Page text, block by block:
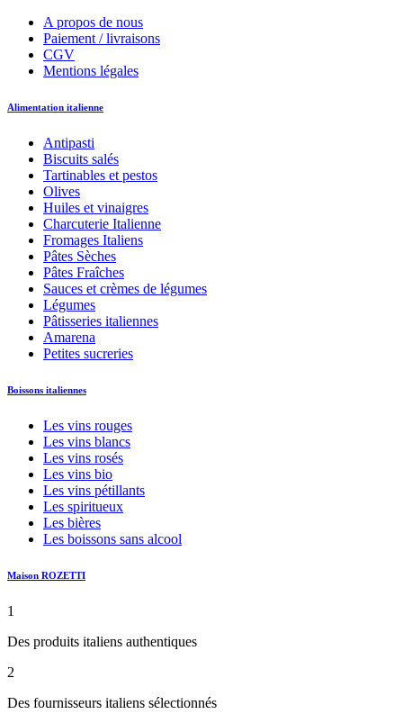
A propos de nous
Paiement / livraisons
CGV
Mentions légales
Alimentation italienne
Antipasti
Biscuits salés
Tartinables et pestos
Olives
Huiles et vinaigres
Charcuterie Italienne
Fromages Italiens
Pâtes Sèches
Pâtes Fraîches
Sauces et crèmes de légumes
Légumes
Pâtisseries italiennes
Amarena
Petites sucreries
Boissons italiennes
Les vins rouges
Les vins blancs
Les vins rosés
Les vins bio
Les vins pétillants
Les spiritueux
Les bières
Les boissons sans alcool
Maison ROZETTI
1
Des produits italiens authentiques
2
Des fournisseurs italiens sélectionnés